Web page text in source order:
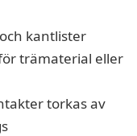
kantlister
trämaterial eller
torkas av